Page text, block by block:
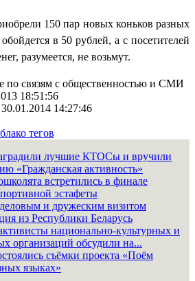
150 пар новых коньков разных
в 50 рублей, а с посетителей
разумеется, не возьмут.
по связям с общественностью и СМИ
18:51:56
14:27:46
тегов
лучшие КТОСы и вручили
«Гражданская активность»
встретились в финале
эстафеты
и дружеским визитом
из Республики Беларусь
национально-культурных и
организаций обсудили на...
съёмки проекта «Поём
языках»